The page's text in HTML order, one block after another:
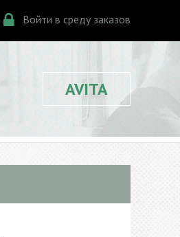
Войти в среду заказов
AVITA